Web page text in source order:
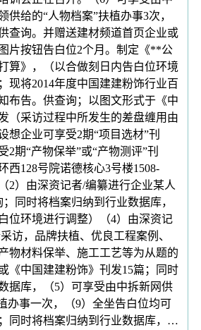
供给的“人物档案”扶植办事3次，
查询。并赠送建材频道首页企业或
片按钮告白位2个月。制定《**公
算》，（以合做刻日内告白位环境
现将2014年度中国建建粉饰行业百
布告。供查询；以图文形式于《中
（采访过程中所发生的差盘缠用由
想企业可享受2期“项目选材”刊
2期“产物保举”或“产物测评”刊
西128号院诺德核心3号楼1508-
2）由深资记者/编纂进行企业某人
同时将档案归纳到行业数据库，
位环境进行调整）（4）由深资记
访，品牌扶植、优良工程案例、
物材料保举、施工工艺等为从题的
《中国建建粉饰》刊发15篇；同时
据库，（5）可享受由中拆新网供
办事一次，（9）全坐告白位均可
同时将档案归纳到行业数据库，…